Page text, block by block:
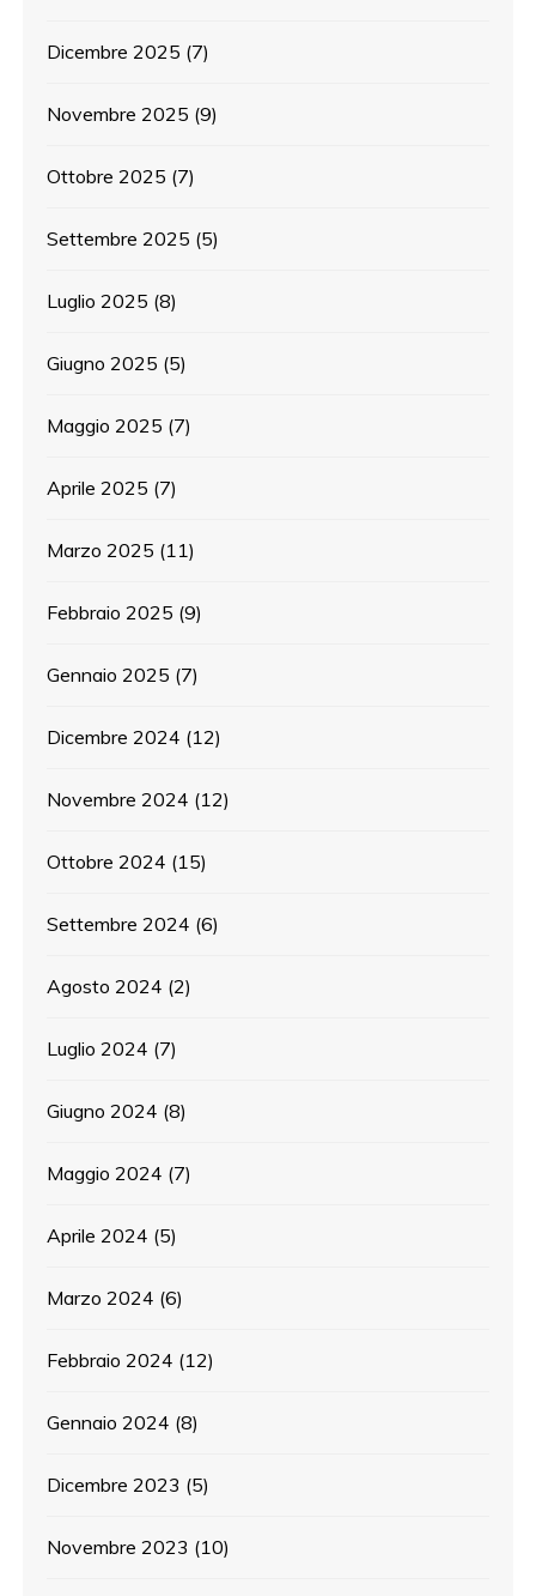
Dicembre 2025 (7)
Novembre 2025 (9)
Ottobre 2025 (7)
Settembre 2025 (5)
Luglio 2025 (8)
Giugno 2025 (5)
Maggio 2025 (7)
Aprile 2025 (7)
Marzo 2025 (11)
Febbraio 2025 (9)
Gennaio 2025 (7)
Dicembre 2024 (12)
Novembre 2024 (12)
Ottobre 2024 (15)
Settembre 2024 (6)
Agosto 2024 (2)
Luglio 2024 (7)
Giugno 2024 (8)
Maggio 2024 (7)
Aprile 2024 (5)
Marzo 2024 (6)
Febbraio 2024 (12)
Gennaio 2024 (8)
Dicembre 2023 (5)
Novembre 2023 (10)